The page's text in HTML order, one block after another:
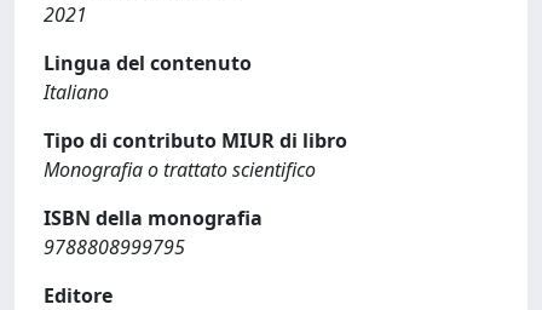
2021
Lingua del contenuto
Italiano
Tipo di contributo MIUR di libro
Monografia o trattato scientifico
ISBN della monografia
9788808999795
Editore